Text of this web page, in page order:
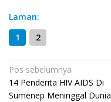
Laman:
1
2
Navigasi
pos
Pos sebelumnya
14 Penderita HIV AIDS Di
Sumenep Meninggal Dunia